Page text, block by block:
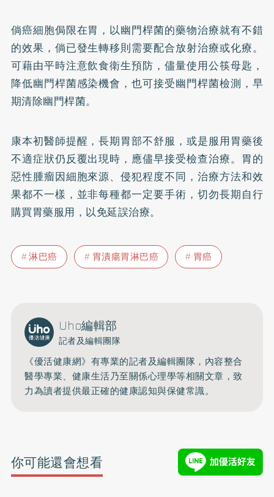
倘癌細胞侷限在胃，以幽門桿菌的藥物治療就有不錯
的效果，倘已發生轉移則需要配合放射治療或化療。
可藉由平時注意飲食衛生預防，儘量使用公筷母匙，
降低幽門桿菌感染機會，也可接受幽門桿菌檢測，早
期清除幽門桿菌。
康本初醫師提醒，長期胃部不舒服，或是服用胃藥後
不適症狀仍反覆出現時，應儘早接受檢查治療。胃的
惡性腫瘤因細胞來源、侵犯程度不同，治療方法和效
果都不一樣，並非每種都一定要手術，切勿長期自行
購買胃藥服用，以免延誤治療。
淋巴癌 胃潰瘍胃淋巴癌 胃癌
Uho編輯部
記者及編輯團隊
《優活健康網》有專業的記者及編輯團隊，內容整合
醫學專業、健康生活乃至關係心理學等相關文章，致
力為讀者提供最正確的健康認知與保健常識。
你可能還會想看